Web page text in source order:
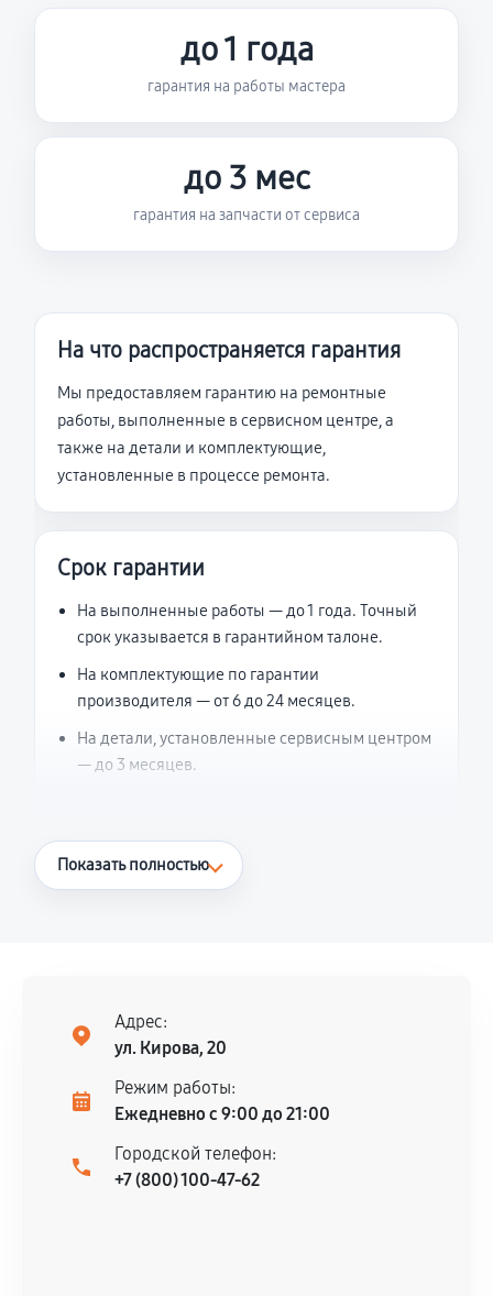
до 1 года
гарантия на работы мастера
до 3 мес
гарантия на запчасти от сервиса
На что распространяется гарантия
Мы предоставляем гарантию на ремонтные
работы, выполненные в сервисном центре, а
также на детали и комплектующие,
установленные в процессе ремонта.
Срок гарантии
На выполненные работы — до 1 года. Точный
срок указывается в гарантийном талоне.
На комплектующие по гарантии
производителя — от 6 до 24 месяцев.
На детали, установленные сервисным центром
— до 3 месяцев.
Что считается гарантийным случаем
нормальной эксплуатации в течение
гарантийного срока.
Несоответствие комплектующей заявленным
техническим характеристикам.
Документы для подтверждения
Показать полностью
Адрес:
ул. Кирова, 20
Режим работы:
Ежедневно с 9:00 до 21:00
Городской телефон:
+7 (800) 100-47-62